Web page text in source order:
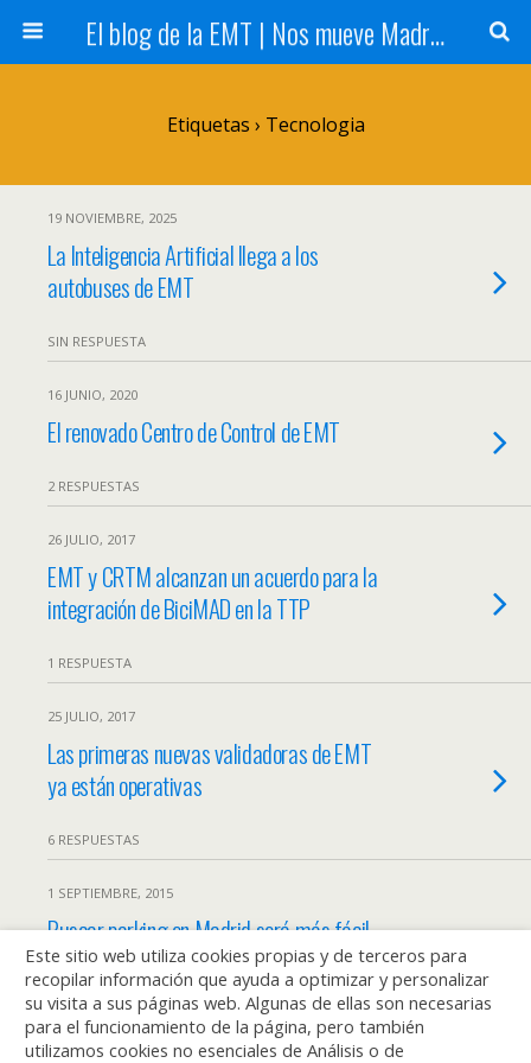
El blog de la EMT | Nos mueve Madrid
Etiquetas › Tecnologia
19 NOVIEMBRE, 2025
La Inteligencia Artificial llega a los
autobuses de EMT
SIN RESPUESTA
16 JUNIO, 2020
El renovado Centro de Control de EMT
2 RESPUESTAS
26 JULIO, 2017
EMT y CRTM alcanzan un acuerdo para la
integración de BiciMAD en la TTP
1 RESPUESTA
25 JULIO, 2017
Las primeras nuevas validadoras de EMT
ya están operativas
6 RESPUESTAS
1 SEPTIEMBRE, 2015
Buscar parking en Madrid será más fácil
con la nueva ‘app’ creada por la EMT
SIN RESPUESTA
Este sitio web utiliza cookies propias y de terceros para
recopilar información que ayuda a optimizar y personalizar
su visita a sus páginas web. Algunas de ellas son necesarias
para el funcionamiento de la página, pero también
utilizamos cookies no esenciales de Análisis o de